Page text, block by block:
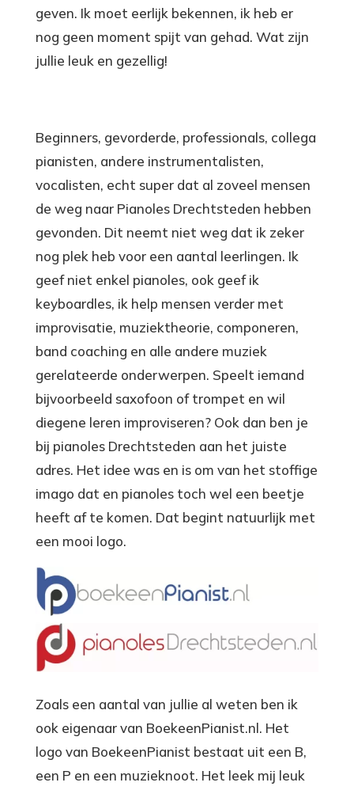
geven. Ik moet eerlijk bekennen, ik heb er
nog geen moment spijt van gehad. Wat zijn
jullie leuk en gezellig!
Beginners, gevorderde, professionals, collega
pianisten, andere instrumentalisten,
vocalisten, echt super dat al zoveel mensen
de weg naar Pianoles Drechtsteden hebben
gevonden. Dit neemt niet weg dat ik zeker
nog plek heb voor een aantal leerlingen. Ik
geef niet enkel pianoles, ook geef ik
keyboardles, ik help mensen verder met
improvisatie, muziektheorie, componeren,
band coaching en alle andere muziek
gerelateerde onderwerpen. Speelt iemand
bijvoorbeeld saxofoon of trompet en wil
diegene leren improviseren? Ook dan ben je
bij pianoles Drechtsteden aan het juiste
adres. Het idee was en is om van het stoffige
imago dat en pianoles toch wel een beetje
heeft af te komen. Dat begint natuurlijk met
een mooi logo.
Zoals een aantal van jullie al weten ben ik
ook eigenaar van BoekeenPianist.nl. Het
logo van BoekeenPianist bestaat uit een B,
een P en een muzieknoot. Het leek mij leuk